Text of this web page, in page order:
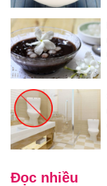
Đọc nhiều